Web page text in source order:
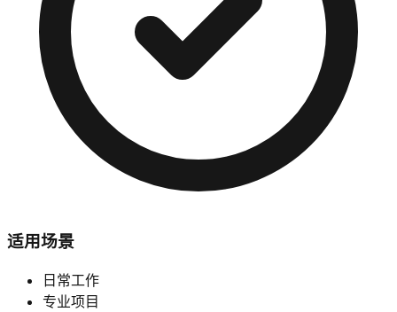
适用场景
日常工作
专业项目